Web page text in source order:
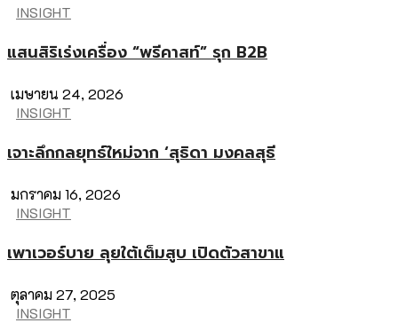
INSIGHT
แสนสิริเร่งเครื่อง “พรีคาสท์” รุก B2B
เมษายน 24, 2026
INSIGHT
เจาะลึกกลยุทธ์ใหม่จาก ‘สุธิดา มงคลสุธี
มกราคม 16, 2026
INSIGHT
เพาเวอร์บาย ลุยใต้เต็มสูบ เปิดตัวสาขาแ
ตุลาคม 27, 2025
INSIGHT